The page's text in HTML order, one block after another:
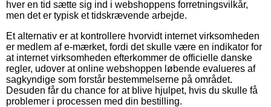
hver en tid sætte sig ind i webshoppens forretningsvilkår,
men det er typisk et tidskrævende arbejde.
Et alternativ er at kontrollere hvorvidt internet virksomheden
er medlem af e-mærket, fordi det skulle være en indikator for
at internet virksomheden efterkommer de officielle danske
regler, udover at online webshoppen løbende evalueres af
sagkyndige som forstår bestemmelserne på området.
Desuden får du chance for at blive hjulpet, hvis du skulle få
problemer i processen med din bestilling.